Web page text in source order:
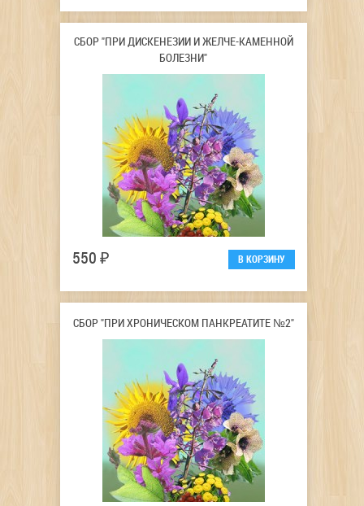
СБОР "ПРИ ДИСКЕНЕЗИИ И ЖЕЛЧЕ-КАМЕННОЙ
БОЛЕЗНИ"
550 ₽
СБОР "ПРИ ХРОНИЧЕСКОМ ПАНКРЕАТИТЕ №2"